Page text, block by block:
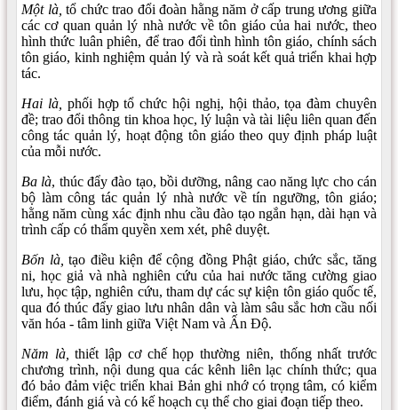
Một là, tổ chức trao đổi đoàn hằng năm ở cấp trung ương giữa
các cơ quan quản lý nhà nước về tôn giáo của hai nước, theo
hình thức luân phiên, để trao đổi tình hình tôn giáo, chính sách
tôn giáo, kinh nghiệm quản lý và rà soát kết quả triển khai hợp
tác.
Hai là, phối hợp tổ chức hội nghị, hội thảo, tọa đàm chuyên
đề; trao đổi thông tin khoa học, lý luận và tài liệu liên quan đến
công tác quản lý, hoạt động tôn giáo theo quy định pháp luật
của mỗi nước.
Ba là, thúc đẩy đào tạo, bồi dưỡng, nâng cao năng lực cho cán
bộ làm công tác quản lý nhà nước về tín ngưỡng, tôn giáo;
hằng năm cùng xác định nhu cầu đào tạo ngắn hạn, dài hạn và
trình cấp có thẩm quyền xem xét, phê duyệt.
Bốn là, tạo điều kiện để cộng đồng Phật giáo, chức sắc, tăng
ni, học giả và nhà nghiên cứu của hai nước tăng cường giao
lưu, học tập, nghiên cứu, tham dự các sự kiện tôn giáo quốc tế,
qua đó thúc đẩy giao lưu nhân dân và làm sâu sắc hơn cầu nối
văn hóa - tâm linh giữa Việt Nam và Ấn Độ.
Năm là, thiết lập cơ chế họp thường niên, thống nhất trước
chương trình, nội dung qua các kênh liên lạc chính thức; qua
đó bảo đảm việc triển khai Bản ghi nhớ có trọng tâm, có kiểm
điểm, đánh giá và có kế hoạch cụ thể cho giai đoạn tiếp theo.